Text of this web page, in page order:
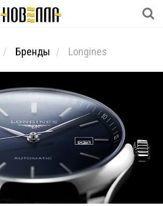
Бренды Longines